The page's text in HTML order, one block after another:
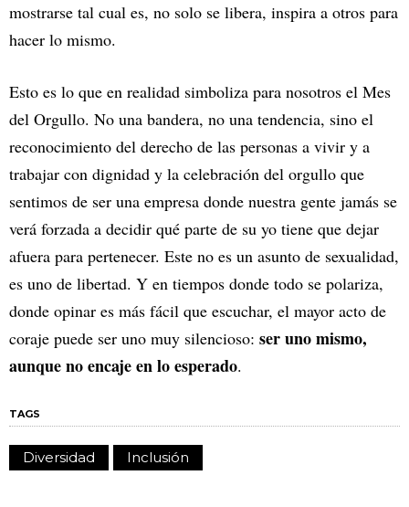
mostrarse tal cual es, no solo se libera, inspira a otros para
hacer lo mismo.
Esto es lo que en realidad simboliza para nosotros el Mes
del Orgullo. No una bandera, no una tendencia, sino el
reconocimiento del derecho de las personas a vivir y a
trabajar con dignidad y la celebración del orgullo que
sentimos de ser una empresa donde nuestra gente jamás se
verá forzada a decidir qué parte de su yo tiene que dejar
afuera para pertenecer. Este no es un asunto de sexualidad,
es uno de libertad. Y en tiempos donde todo se polariza,
donde opinar es más fácil que escuchar, el mayor acto de
coraje puede ser uno muy silencioso: ser uno mismo,
aunque no encaje en lo esperado.
TAGS
Diversidad Inclusión